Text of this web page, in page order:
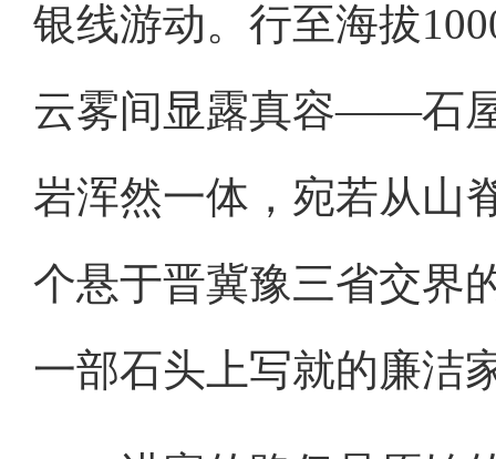
银线游动。行至海拔
云雾间显露真容——石
岩浑然一体，宛若从山
个悬于晋冀豫三省交界
一部石头上写就的廉洁